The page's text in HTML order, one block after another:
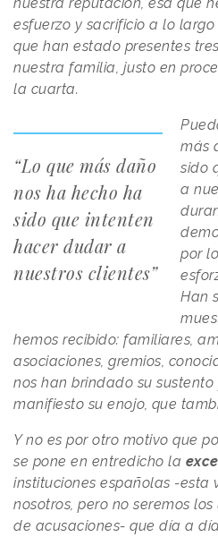
esfuerzo y sacrificio a lo
que han estado presentes
nuestra familia, justo en
la cuarta.
“Lo que más daño
nos ha hecho ha
sido que intenten
hacer dudar a
nuestros clientes”
más
sido
a
por
Han
hemos recibido: familiares,
asociaciones, gremios,
nos han brindado su
manifiesto su enojo, que
Y no es por otro motivo que
se pone en entredicho la
instituciones españolas -esta
nosotros, pero no seremos
de acusaciones- que día a